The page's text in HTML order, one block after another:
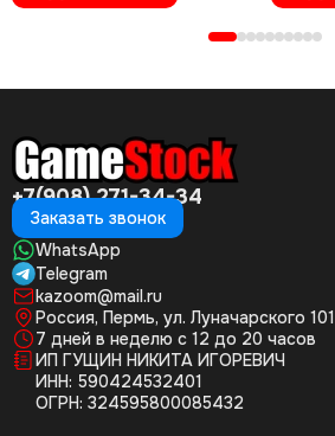
+7(908) 271-34-34
Заказать звонок
WhatsApp
Telegram
kazoom@mail.ru
Россия, Пермь, ул. Луначарского 101
7 дней в неделю с 12 до 20 часов
ИП ГУЩИН НИКИТА ИГОРЕВИЧ
ИНН: 590424532401
ОГРН: 324595800085432